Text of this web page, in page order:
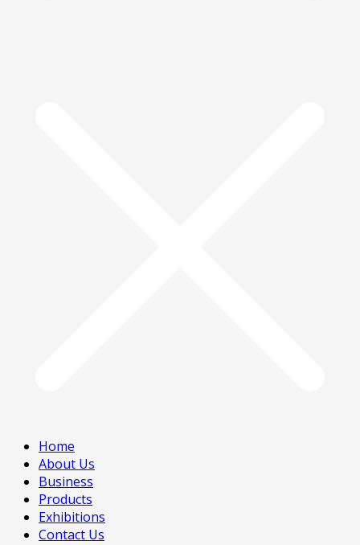
Home
About Us
Business
Products
Exhibitions
Contact Us